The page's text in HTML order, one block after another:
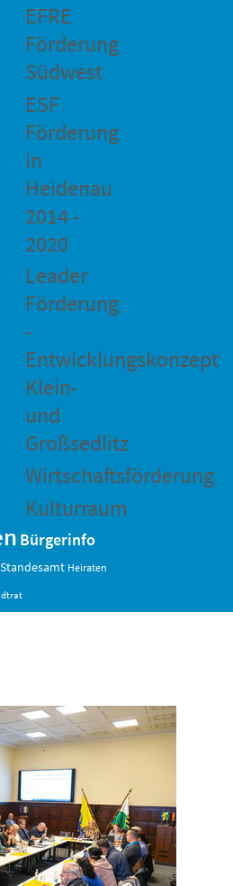
EFRE
Förderung
Südwest
ESF
Förderung
in
Heidenau
2014 -
2020
Leader
Förderung
-
Entwicklungskonzept
Klein-
und
Großsedlitz
Wirtschaftsförderung
Kulturraum
Bürgerinfo
Standesamt Heiraten